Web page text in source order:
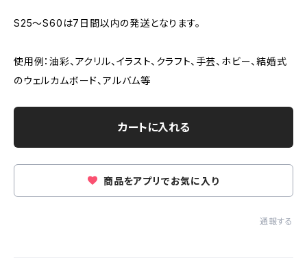
S25～S60は7日間以内の発送となります。
使用例：油彩、アクリル、イラスト、クラフト、手芸、ホビー、結婚式
のウェルカムボード、アルバム等
カートに入れる
商品をアプリでお気に入り
通報する